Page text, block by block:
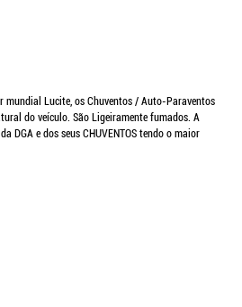
mundial Lucite, os Chuventos / Auto-Paraventos
do veículo. São Ligeiramente fumados. A
DGA e dos seus CHUVENTOS tendo o maior